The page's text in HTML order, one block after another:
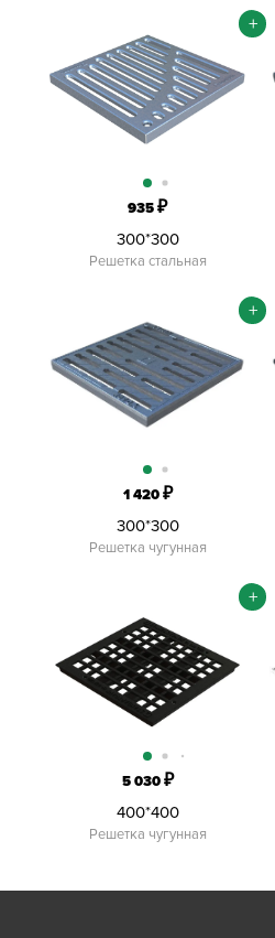
935₽
300*300
Решетка стальная
+
1 420₽
300*300
Решетка чугунная
+
5 030₽
400*400
Решетка чугунная
+